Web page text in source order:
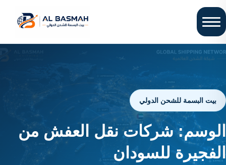
بيت البسمة للشحن الدولي
الوسم:شركات نقل العفش من
الفجيرة للسودان